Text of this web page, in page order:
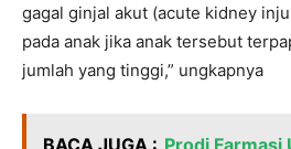
gagal ginjal akut (acute kidney
pada anak jika anak tersebut
jumlah yang tinggi,” ungkapnya
BACA JUGA : Prodi Farmasi